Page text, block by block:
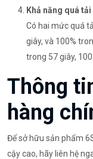
Khả năng quá
Có hai mức quá
giây, và 100%
trong 57 giây,
Thông
hàng
Để sở hữu sản phẩm
cậy cao, hãy liên hệ